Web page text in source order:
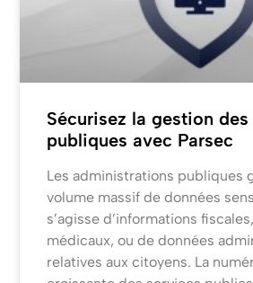
Sécurisez la gestion des
publiques avec Parsec
Les administrations publiques
volume massif de données
s’agisse d’informations
médicaux, ou de données
relatives aux citoyens. La